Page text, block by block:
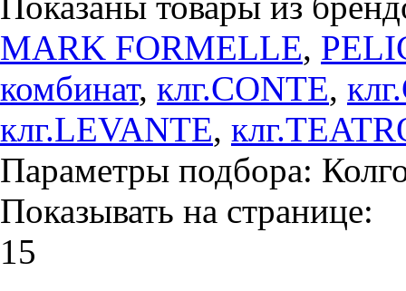
MARK FORMELLE,
комбинат, клг.CONTE,
клг.LEVANTE,
Параметры подбора:
Показывать на странице:
15